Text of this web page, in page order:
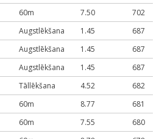
60m 7.50
702
Augstlēkšana 1.45
687
Augstlēkšana 1.45
687
Augstlēkšana 1.45
687
Tāllēkšana 4.52
682
60m 8.77
681
60m 7.55
680